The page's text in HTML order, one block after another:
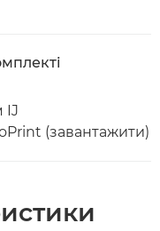
IJ
(завантажити)